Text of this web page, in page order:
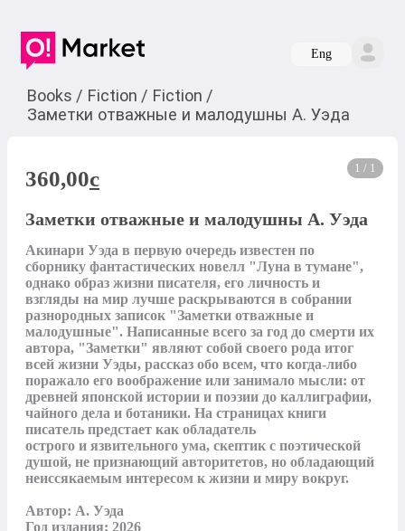
Eng
Books / Fiction / Fiction /
Заметки отважные и малодушны А. Уэда
1 / 1
360,00c
Заметки отважные и малодушны А. Уэда
Акинари Уэда в первую очередь известен по
сборнику фантастических новелл "Луна в тумане",
однако образ жизни писателя, его личность и
взгляды на мир лучше раскрываются в собрании
разнородных записок "Заметки отважные и
малодушные". Написанные всего за год до смерти их
автора, "Заметки" являют собой своего рода итог
всей жизни Уэды, рассказ обо всем, что когда-либо
поражало его воображение или занимало мысли: от
древней японской истории и поэзии до каллиграфии,
чайного дела и ботаники. На страницах книги
писатель предстает как обладатель
острого и язвительного ума, скептик с поэтической
душой, не признающий авторитетов, но обладающий
неиссякаемым интересом к жизни и миру вокруг.
Aвтор: А. Уэда
Год издания: 2026